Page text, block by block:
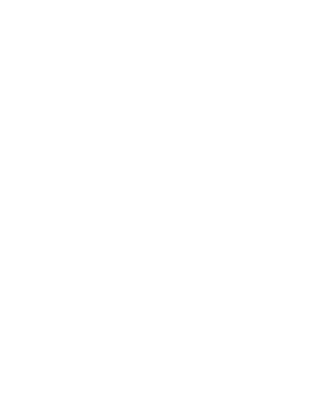
in bedrijfsactiviteiten en uitbreiding
maar vooral groei samen met onze
Meer dan ooit stellen we de klant
om langdurige partnerschappen te
staan in ons bedrijf, zo zal het
toekomst in middelen voor het
innovaties om de levensduur
en de kosten voor onze klanten en